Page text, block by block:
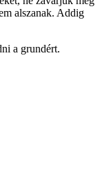
alszanak. Addig
a grundért.